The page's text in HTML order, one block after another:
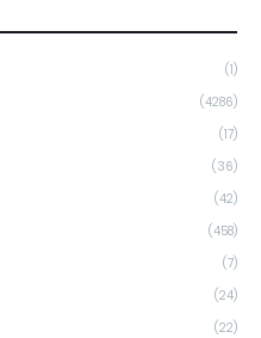
(1)
(4286)
(17)
(36)
(42)
(458)
(7)
(24)
(22)